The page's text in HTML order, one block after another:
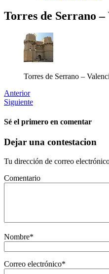
Torres de Serrano –
Torres de Serrano –
Anterior
Siguiente
Sé el primero en comentar
Dejar una contestacion
Tu dirección de correo
Comentario
Nombre*
Correo electrónico*